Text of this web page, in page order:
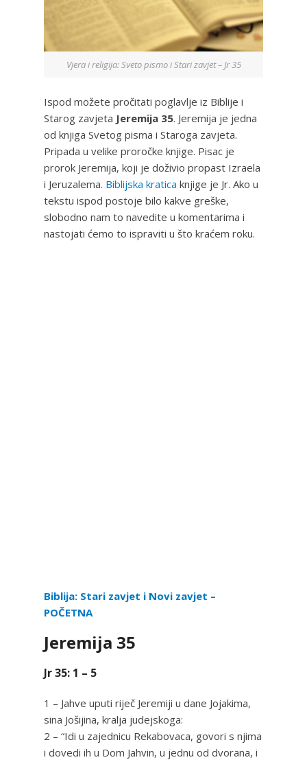
Vjera i religija: Sveto pismo i Stari zavjet – Jr 35
Ispod možete pročitati poglavlje iz Biblije i
Starog zavjeta Jeremija 35. Jeremija je jedna
od knjiga Svetog pisma i Staroga zavjeta.
Pripada u velike proročke knjige. Pisac je
prorok Jeremija, koji je doživio propast Izraela
i Jeruzalema. Biblijska kratica knjige je Jr. Ako u
tekstu ispod postoje bilo kakve greške,
slobodno nam to navedite u komentarima i
nastojati ćemo to ispraviti u što kraćem roku.
Biblija: Stari zavjet i Novi zavjet –
POČETNA
Jeremija 35
Jr 35: 1 – 5
1 – Jahve uputi riječ Jeremiji u dane Jojakima,
sina Jošijina, kralja judejskoga:
2 – “Idi u zajednicu Rekabovaca, govori s njima
i dovedi ih u Dom Jahvin, u jednu od dvorana, i